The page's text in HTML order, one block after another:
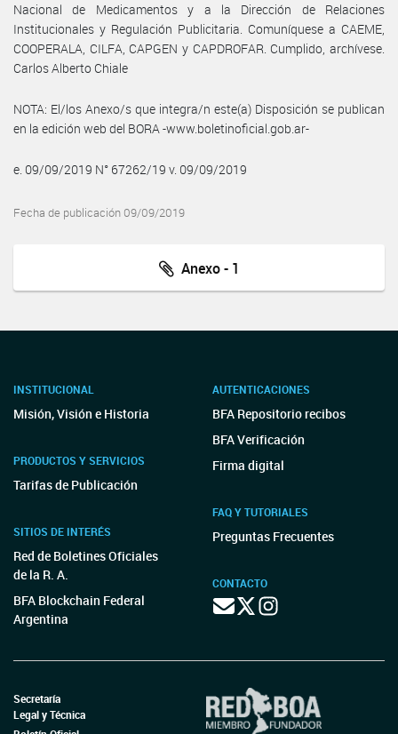
Nacional de Medicamentos y a la Dirección de Relaciones
Institucionales y Regulación Publicitaria. Comuníquese a CAEME,
COOPERALA, CILFA, CAPGEN y CAPDROFAR. Cumplido, archívese.
Carlos Alberto Chiale
NOTA: El/los Anexo/s que integra/n este(a) Disposición se publican
en la edición web del BORA -www.boletinoficial.gob.ar-
e. 09/09/2019 N° 67262/19 v. 09/09/2019
Fecha de publicación 09/09/2019
Anexo - 1
INSTITUCIONAL
Misión, Visión e Historia
PRODUCTOS Y SERVICIOS
Tarifas de Publicación
SITIOS DE INTERÉS
Red de Boletines Oficiales
de la R. A.
BFA Blockchain Federal
Argentina
AUTENTICACIONES
BFA Repositorio recibos
BFA Verificación
Firma digital
FAQ Y TUTORIALES
Preguntas Frecuentes
CONTACTO
Secretaría
Legal y Técnica